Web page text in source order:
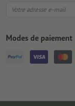
Modes de paiement